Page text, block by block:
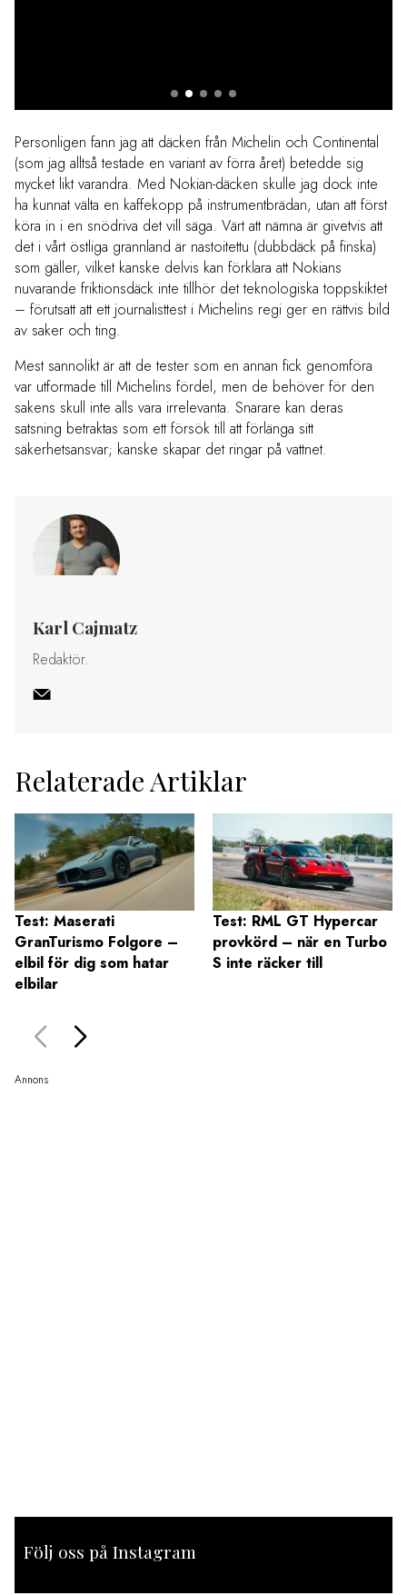
Personligen fann jag att däcken från Michelin och Continental
(som jag alltså testade en variant av förra året) betedde sig
mycket likt varandra. Med Nokian-däcken skulle jag dock inte
ha kunnat välta en kaffekopp på instrumentbrädan, utan att först
köra in i en snödriva det vill säga. Värt att nämna är givetvis att
det i vårt östliga grannland är nastoitettu (dubbdäck på finska)
som gäller, vilket kanske delvis kan förklara att Nokians
nuvarande friktionsdäck inte tillhör det teknologiska toppskiktet
– förutsatt att ett journalisttest i Michelins regi ger en rättvis bild
av saker och ting.
Mest sannolikt är att de tester som en annan fick genomföra
var utformade till Michelins fördel, men de behöver för den
sakens skull inte alls vara irrelevanta. Snarare kan deras
satsning betraktas som ett försök till att förlänga sitt
säkerhetsansvar; kanske skapar det ringar på vattnet.
Karl Cajmatz
Redaktör.
Relaterade Artiklar
Test: Maserati
GranTurismo Folgore –
elbil för dig som hatar
elbilar
Test: RML GT Hypercar
provkörd – när en Turbo
S inte räcker till
Annons
Följ oss på Instagram